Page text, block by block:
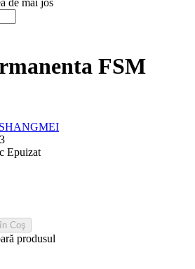
FSM
Epuizat
Coş
produsul